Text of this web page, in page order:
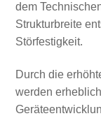
dem
Strukturbreite
Störfestigkeit.
Durch die
werden